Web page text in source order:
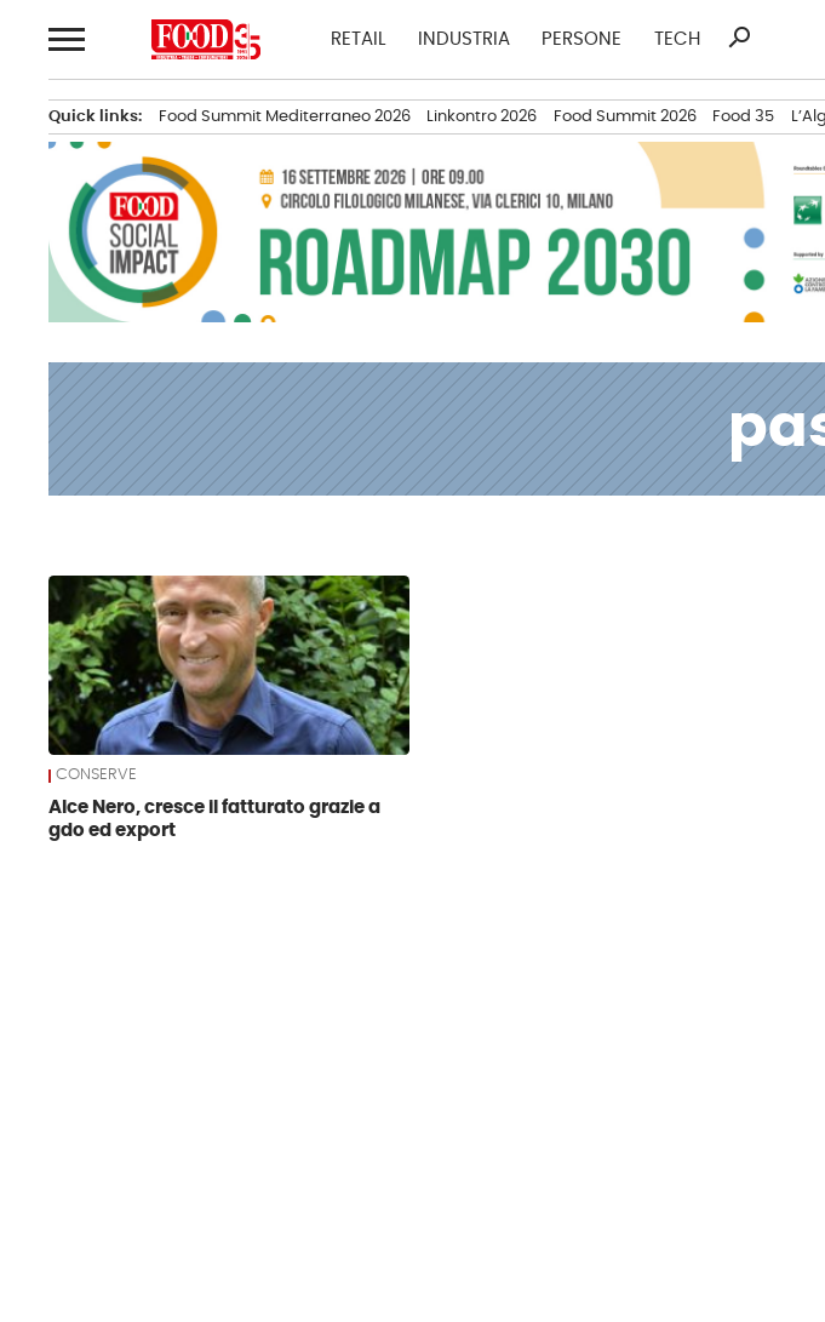
al
RETAIL INDUSTRIA PERSONE TECH
Ricerca
search
Quick links: Food Summit Mediterraneo 2026 Linkontro 2026 Food Summit 2026 Food 35
News
CONSERVE
Alce Nero, cresce il fatturato grazie a
gdo ed export